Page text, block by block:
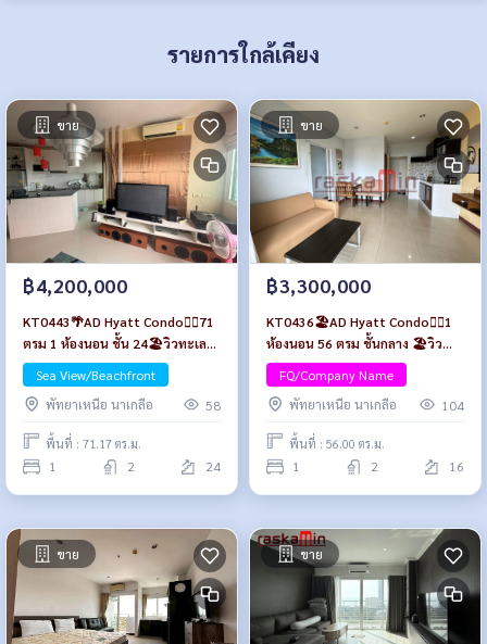
รายการใกล้เคียง
ขาย
฿4,200,000
KT0443🌴AD Hyatt Condo🏄‍♂️71
ตรม 1 ห้องนอน ชั้น 24🏖️วิวทะเล
พร้อมเฟอร์นิเจอร์
Sea View/Beachfront
พัทยาเหนือ นาเกลือ
58
พื้นที่ : 71.17 ตร.ม.
1 2 24
ขาย
฿3,300,000
KT0436🏖️AD Hyatt Condo🏄‍♂️1
ห้องนอน 56 ตรม ชั้นกลาง 🏖️วิว
ทะเลไกลๆ พร้อมเฟอร์นิเจอร์
FQ/Company Name
พัทยาเหนือ นาเกลือ
104
พื้นที่ : 56.00 ตร.ม.
1 2 16
ขาย ขาย